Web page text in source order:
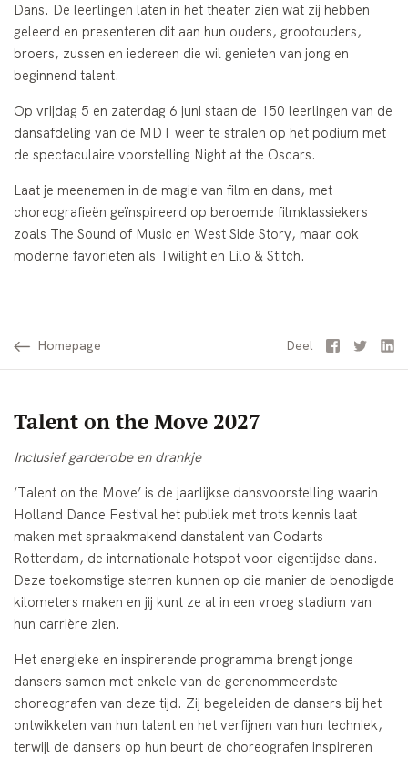
Dans. De leerlingen laten in het theater zien wat zij hebben
geleerd en presenteren dit aan hun ouders, grootouders,
broers, zussen en iedereen die wil genieten van jong en
beginnend talent.
Op vrijdag 5 en zaterdag 6 juni staan de 150 leerlingen van de
dansafdeling van de MDT weer te stralen op het podium met
de spectaculaire voorstelling Night at the Oscars.
Laat je meenemen in de magie van film en dans, met
choreografieën geïnspireerd op beroemde filmklassiekers
zoals The Sound of Music en West Side Story, maar ook
moderne favorieten als Twilight en Lilo & Stitch.
Homepage Deel Facebook
Twitter
Talent on the Move 2027
Inclusief garderobe en drankje
‘Talent on the Move’ is de jaarlijkse dansvoorstelling waarin
Holland Dance Festival het publiek met trots kennis laat
maken met spraakmakend danstalent van Codarts
Rotterdam, de internationale hotspot voor eigentijdse dans.
Deze toekomstige sterren kunnen op die manier de benodigde
kilometers maken en jij kunt ze al in een vroeg stadium van
hun carrière zien.
Het energieke en inspirerende programma brengt jonge
dansers samen met enkele van de gerenommeerdste
choreografen van deze tijd. Zij begeleiden de dansers bij het
ontwikkelen van hun talent en het verfijnen van hun techniek,
terwijl de dansers op hun beurt de choreografen inspireren